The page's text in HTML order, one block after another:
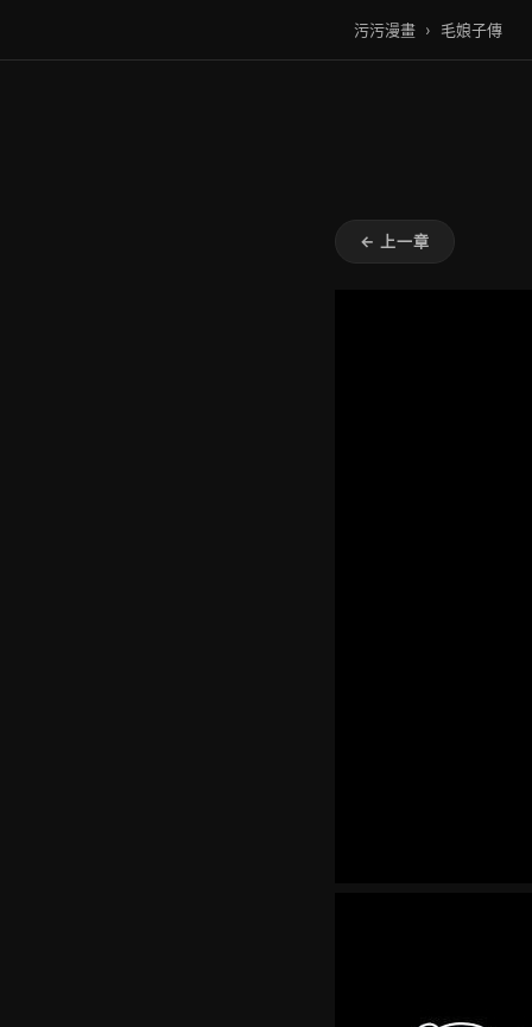
污污漫畫 › 毛娘子傳
← 上一章